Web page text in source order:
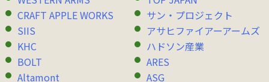
CRAFT APPLE WORKS
サン・プロジェクト
SIIS
アサヒファイアーアームズ
KHC
ハドソン産業
BOLT
ARES
Altamont
ASG